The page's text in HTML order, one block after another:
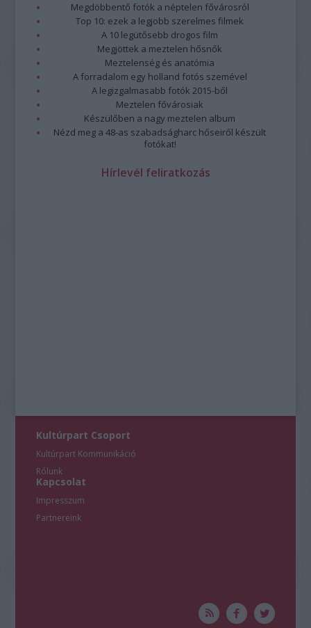
Megdöbbentő fotók a néptelen fővárosról
Top 10: ezek a legjobb szerelmes filmek
A 10 legütősebb drogos film
Megjöttek a meztelen hősnők
Meztelenség és anatómia
A forradalom egy holland fotós szemével
A legizgalmasabb fotók 2015-ből
Meztelen fővárosiak
Készülőben a nagy meztelen album
Nézd meg a 48-as szabadságharc hőseiről készült
fotókat!
Hírlevél feliratkozás
Kultúrpart Csoport
Kultúrpart Kommunikáció
Rólunk
Kapcsolat
Impresszum
Partnereink